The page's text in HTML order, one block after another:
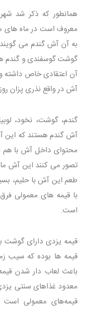
همانطور که ذکر شد
معروف است در ماه
به آن آش گندم می
گوشت گوسفندی و گندم
آن اعتقادی خاص
آش در واقع نذری پزان
گندم، گوشت، نخود،
آش گندم هستند که این
محتوای داخل آش با هم
تصور می کنند این آش
طعم این آش با حلیم،
با قیمه های معمولی
است.
قیمه یزدی دارای گوشت
قیمه ها بوده که سیب
باعث لعاب دار شدن
معدود غذاهای سنتی
قیمه‌های معمولی